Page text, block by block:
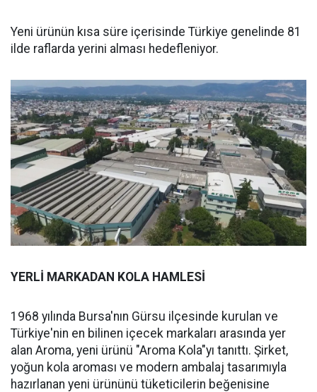
Yeni ürünün kısa süre içerisinde Türkiye genelinde 81
ilde raflarda yerini alması hedefleniyor.
YERLİ MARKADAN KOLA HAMLESİ
1968 yılında Bursa'nın Gürsu ilçesinde kurulan ve
Türkiye'nin en bilinen içecek markaları arasında yer
alan Aroma, yeni ürünü "Aroma Kola"yı tanıttı. Şirket,
yoğun kola aroması ve modern ambalaj tasarımıyla
hazırlanan yeni ürününü tüketicilerin beğenisine